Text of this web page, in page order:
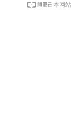
本网